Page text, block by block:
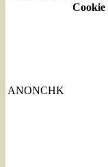
Cookie
ANONCHK